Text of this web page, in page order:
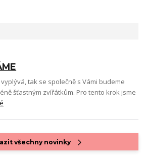
tak se společně s Vámi budeme
šťastným zvířátkům. Pro tento krok jsme
všechny novinky